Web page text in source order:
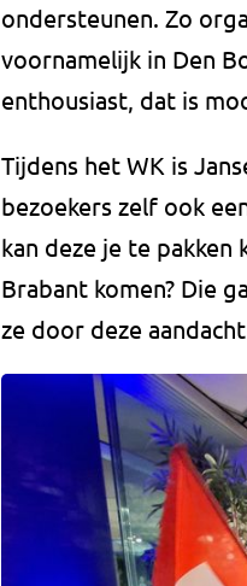
ondersteunen. Zo
voornamelijk in Den
enthousiast, dat is
Tijdens het WK is
bezoekers zelf ook
kan deze je te
Brabant komen? Die
ze door deze